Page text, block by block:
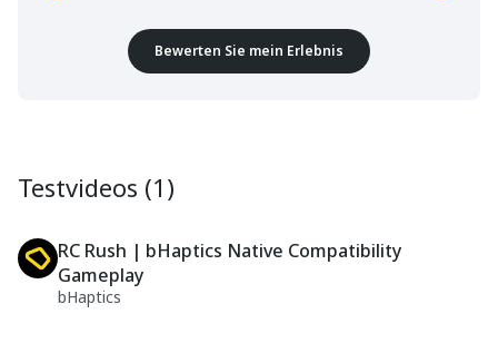
Bewerten Sie mein Erlebnis
Testvideos (1)
RC Rush | bHaptics Native Compatibility
Gameplay
bHaptics